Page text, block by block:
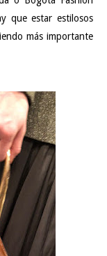
que estar estilosos
más importante